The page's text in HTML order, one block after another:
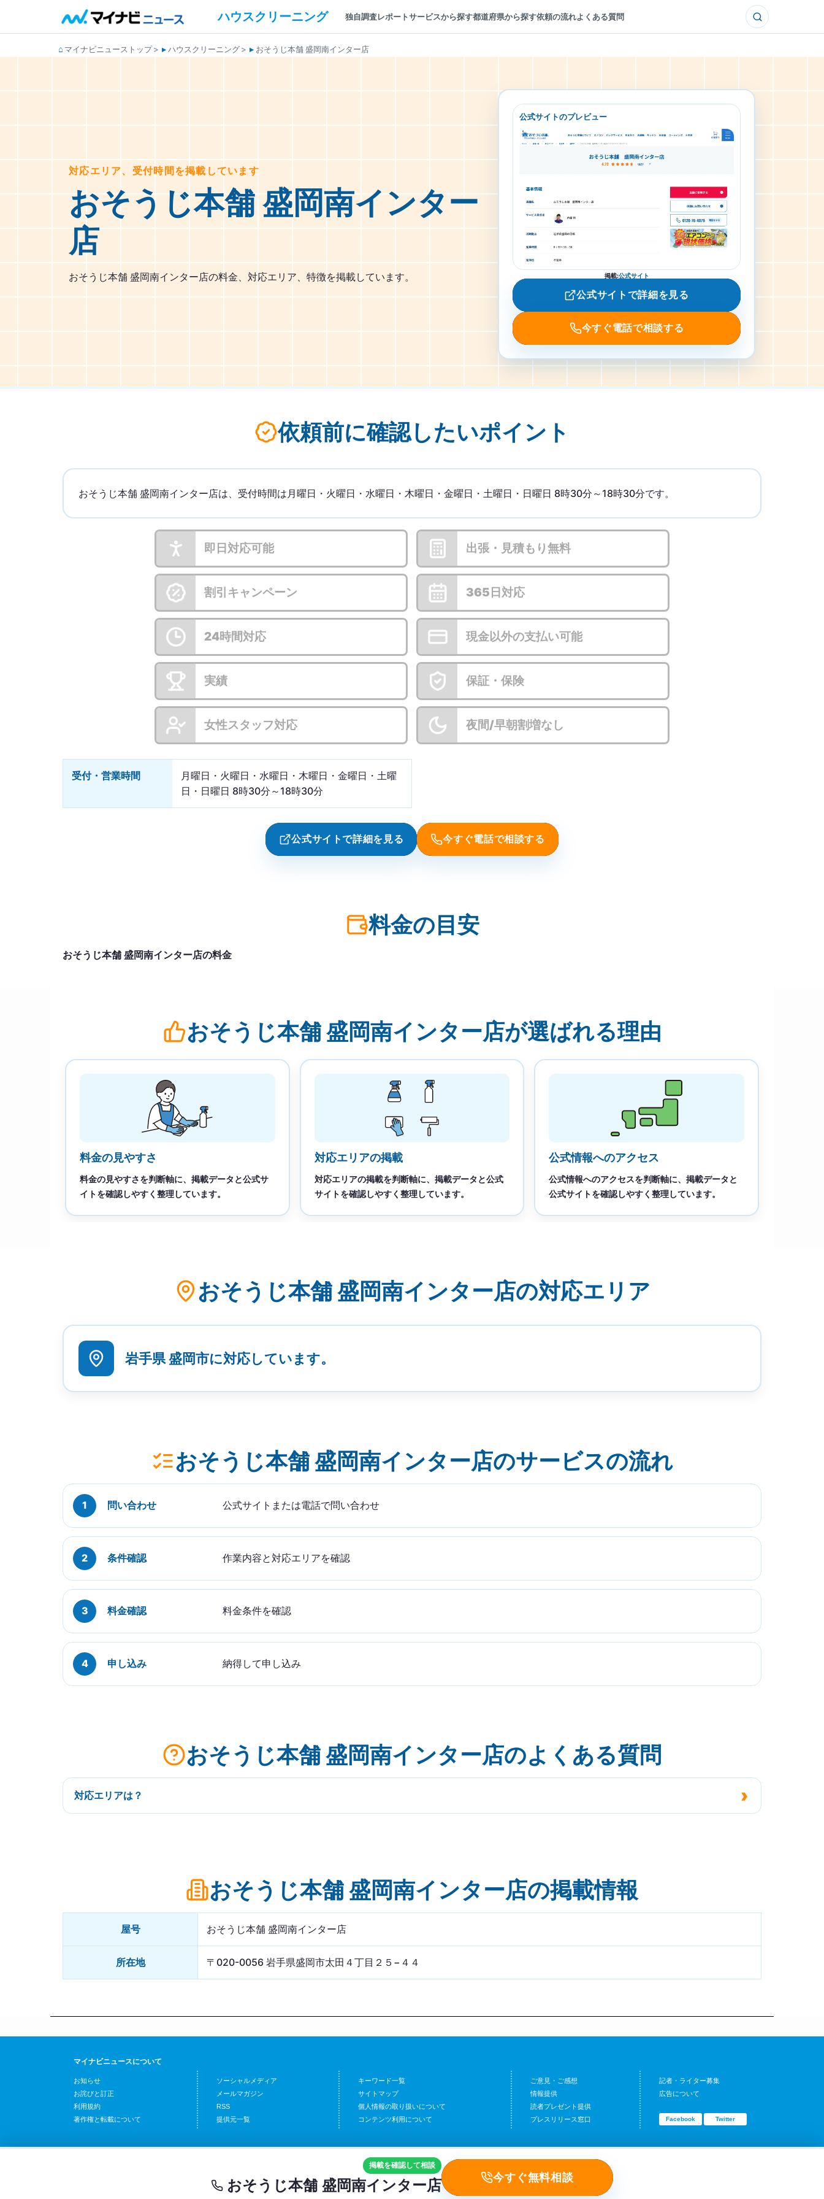
ハウスクリーニング 独自調査レポートサービスから探す都道府県から探す依頼の流れよくある質問
マイナビニューストップ ハウスクリーニング おそうじ本舗 盛岡南インター店
対応エリア、受付時間を掲載しています
おそうじ本舗 盛岡南インター
店
おそうじ本舗 盛岡南インター店の料金、対応エリア、特徴を掲載しています。
公式サイトのプレビュー
掲載:公式サイト
公式サイトで詳細を見る
今すぐ電話で相談する
依頼前に確認したいポイント
おそうじ本舗 盛岡南インター店は、受付時間は月曜日・火曜日・水曜日・木曜日・金曜日・土曜日・日曜日 8時30分～18時30分です。
即日対応可能 出張・見積もり無料
割引キャンペーン 365日対応
24時間対応 現金以外の支払い可能
実績 保証・保険
女性スタッフ対応 夜間/早朝割増なし
受付・営業時間
月曜日・火曜日・水曜日・木曜日・金曜日・土曜
日・日曜日 8時30分～18時30分
公式サイトで詳細を見る 今すぐ電話で相談する
料金の目安
おそうじ本舗 盛岡南インター店の料金
おそうじ本舗 盛岡南インター店が選ばれる理由
料金の見やすさ
料金の見やすさを判断軸に、掲載データと公式サ
イトを確認しやすく整理しています。
対応エリアの掲載
対応エリアの掲載を判断軸に、掲載データと公式
サイトを確認しやすく整理しています。
公式情報へのアクセス
公式情報へのアクセスを判断軸に、掲載データと
公式サイトを確認しやすく整理しています。
おそうじ本舗 盛岡南インター店の対応エリア
岩手県 盛岡市に対応しています。
おそうじ本舗 盛岡南インター店のサービスの流れ
問い合わせ 公式サイトまたは電話で問い合わせ
条件確認 作業内容と対応エリアを確認
料金確認 料金条件を確認
申し込み 納得して申し込み
おそうじ本舗 盛岡南インター店のよくある質問
対応エリアは？
おそうじ本舗 盛岡南インター店の掲載情報
屋号 おそうじ本舗 盛岡南インター店
所在地 〒020-0056 岩手県盛岡市太田４丁目２５−４４
マイナビニュースについて
お知らせ
お詫びと訂正
利用規約
著作権と転載について
ソーシャルメディア
メールマガジン
RSS
提供元一覧
キーワード一覧
サイトマップ
個人情報の取り扱いについて
コンテンツ利用について
ご意見・ご感想
情報提供
読者プレゼント提供
プレスリリース窓口
記者・ライター募集
広告について
Facebook Twitter
掲載を確認して相談
おそうじ本舗 盛岡南インター店 今すぐ無料相談